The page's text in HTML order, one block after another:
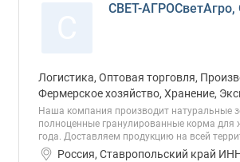
СВЕТ-
Логистика, Оптовая торговля,
Фермерское хозяйство, Хранение,
Наша компания производит натуральные
полноценные гранулированные корма для
года. Доставляем продукцию на всей
Россия, Ставропольский край